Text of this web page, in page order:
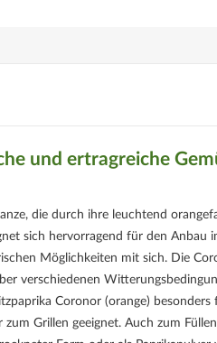
und ertragreiche
die durch ihre leuchtend
sich hervorragend für den Anbau
Möglichkeiten mit sich. Die
verschiedenen
Coronor (orange)
Grillen geeignet. Auch zum